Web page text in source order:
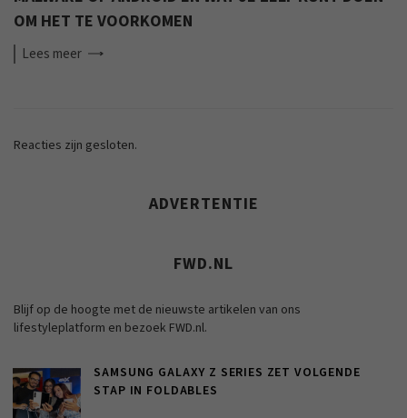
OM HET TE VOORKOMEN
Lees meer
Reacties zijn gesloten.
ADVERTENTIE
FWD.NL
Blijf op de hoogte met de nieuwste artikelen van ons
lifestyleplatform en bezoek FWD.nl.
SAMSUNG GALAXY Z SERIES ZET VOLGENDE
STAP IN FOLDABLES